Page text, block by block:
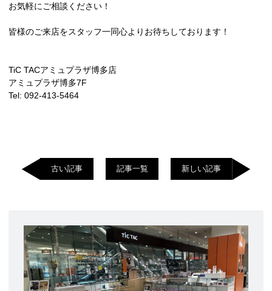
お気軽にご相談ください！
皆様のご来店をスタッフ一同心よりお待ちしております！
TiC TACアミュプラザ博多店
アミュプラザ博多7F
Tel: 092-413-5464
古い記事 記事一覧 新しい記事